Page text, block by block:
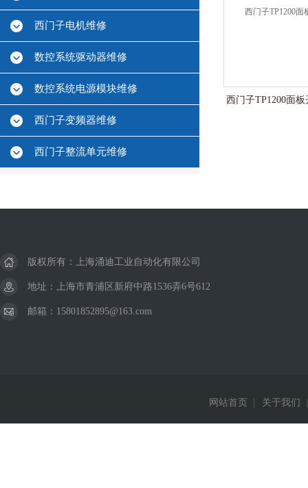
西门子电机维修
数控系统驱动器维修
数控系统电源模块维修
西门子变频器维修
西门子整流单元维修
西门子TP1200面
版权所有：上海涌迪工业自动化有限公司
地址：上海市青浦区新府中路1536弄6号612
邮箱：15801852895@163.com
网站首页 关于我们